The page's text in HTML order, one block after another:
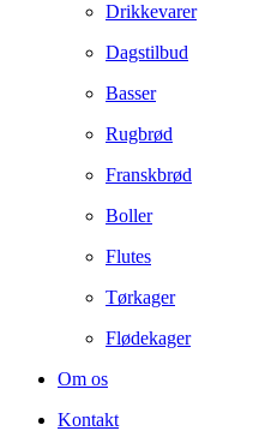
Drikkevarer
Dagstilbud
Basser
Rugbrød
Franskbrød
Boller
Flutes
Tørkager
Flødekager
Om os
Kontakt